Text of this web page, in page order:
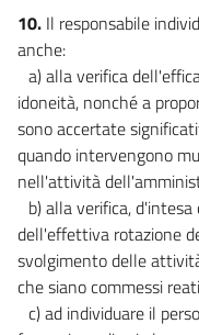
10. Il responsabile
anche:
a) alla verifica
idoneità, nonché a
sono accertate
quando intervengono
nell'attività
b) alla verifica,
dell'effettiva rotazione
svolgimento delle
che siano commessi
c) ad individuare il